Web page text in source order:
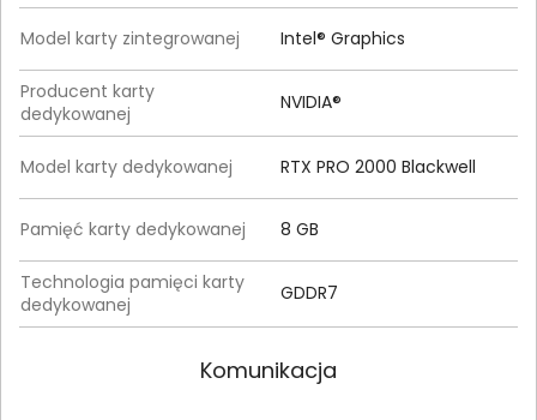
Model karty zintegrowanej Intel® Graphics
Producent karty
dedykowanej
NVIDIA®
Model karty dedykowanej RTX PRO 2000 Blackwell
Pamięć karty dedykowanej 8 GB
Technologia pamięci karty
dedykowanej
GDDR7
Komunikacja